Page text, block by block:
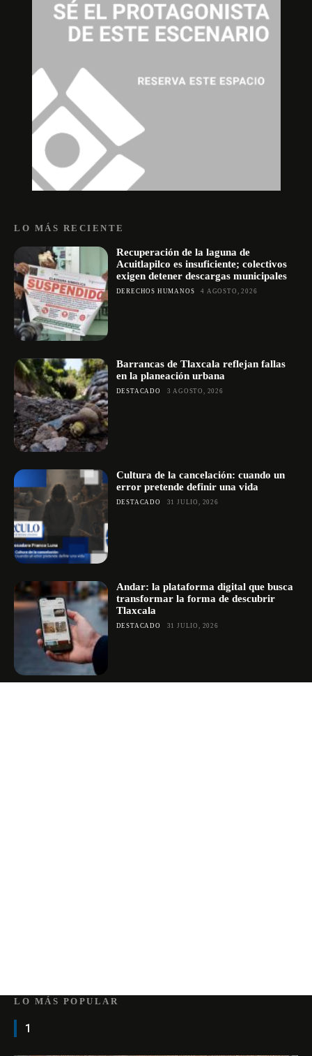
LO MÁS RECIENTE
Recuperación de la laguna de
Acuitlapilco es insuficiente; colectivos
exigen detener descargas municipales
DERECHOS HUMANOS 4 AGOSTO, 2026
Barrancas de Tlaxcala reflejan fallas
en la planeación urbana
DESTACADO 3 AGOSTO, 2026
Cultura de la cancelación: cuando un
error pretende definir una vida
DESTACADO 31 JULIO, 2026
Andar: la plataforma digital que busca
transformar la forma de descubrir
Tlaxcala
DESTACADO 31 JULIO, 2026
LO MÁS POPULAR
1